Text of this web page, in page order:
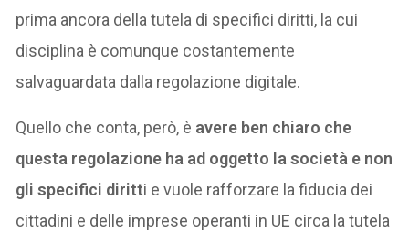
prima ancora della tutela di specifici diritti, la cui
disciplina è comunque costantemente
salvaguardata dalla regolazione digitale.
Quello che conta, però, è avere ben chiaro che
questa regolazione ha ad oggetto la società e non
gli specifici diritti e vuole rafforzare la fiducia dei
cittadini e delle imprese operanti in UE circa la tutela